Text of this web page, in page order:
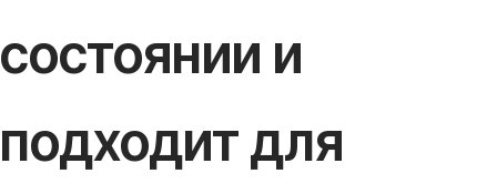
состоянии и
подходит для